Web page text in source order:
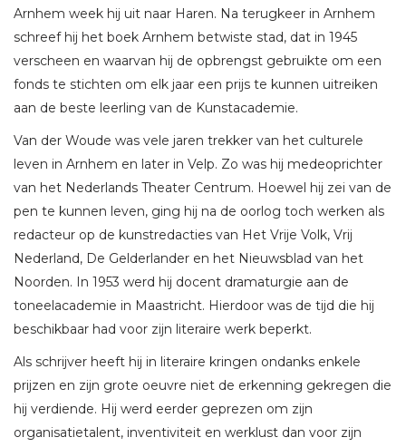
Arnhem week hij uit naar Haren. Na terugkeer in Arnhem
schreef hij het boek Arnhem betwiste stad, dat in 1945
verscheen en waarvan hij de opbrengst gebruikte om een
fonds te stichten om elk jaar een prijs te kunnen uitreiken
aan de beste leerling van de Kunstacademie.
Van der Woude was vele jaren trekker van het culturele
leven in Arnhem en later in Velp. Zo was hij medeoprichter
van het Nederlands Theater Centrum. Hoewel hij zei van de
pen te kunnen leven, ging hij na de oorlog toch werken als
redacteur op de kunstredacties van Het Vrije Volk, Vrij
Nederland, De Gelderlander en het Nieuwsblad van het
Noorden. In 1953 werd hij docent dramaturgie aan de
toneelacademie in Maastricht. Hierdoor was de tijd die hij
beschikbaar had voor zijn literaire werk beperkt.
Als schrijver heeft hij in literaire kringen ondanks enkele
prijzen en zijn grote oeuvre niet de erkenning gekregen die
hij verdiende. Hij werd eerder geprezen om zijn
organisatietalent, inventiviteit en werklust dan voor zijn